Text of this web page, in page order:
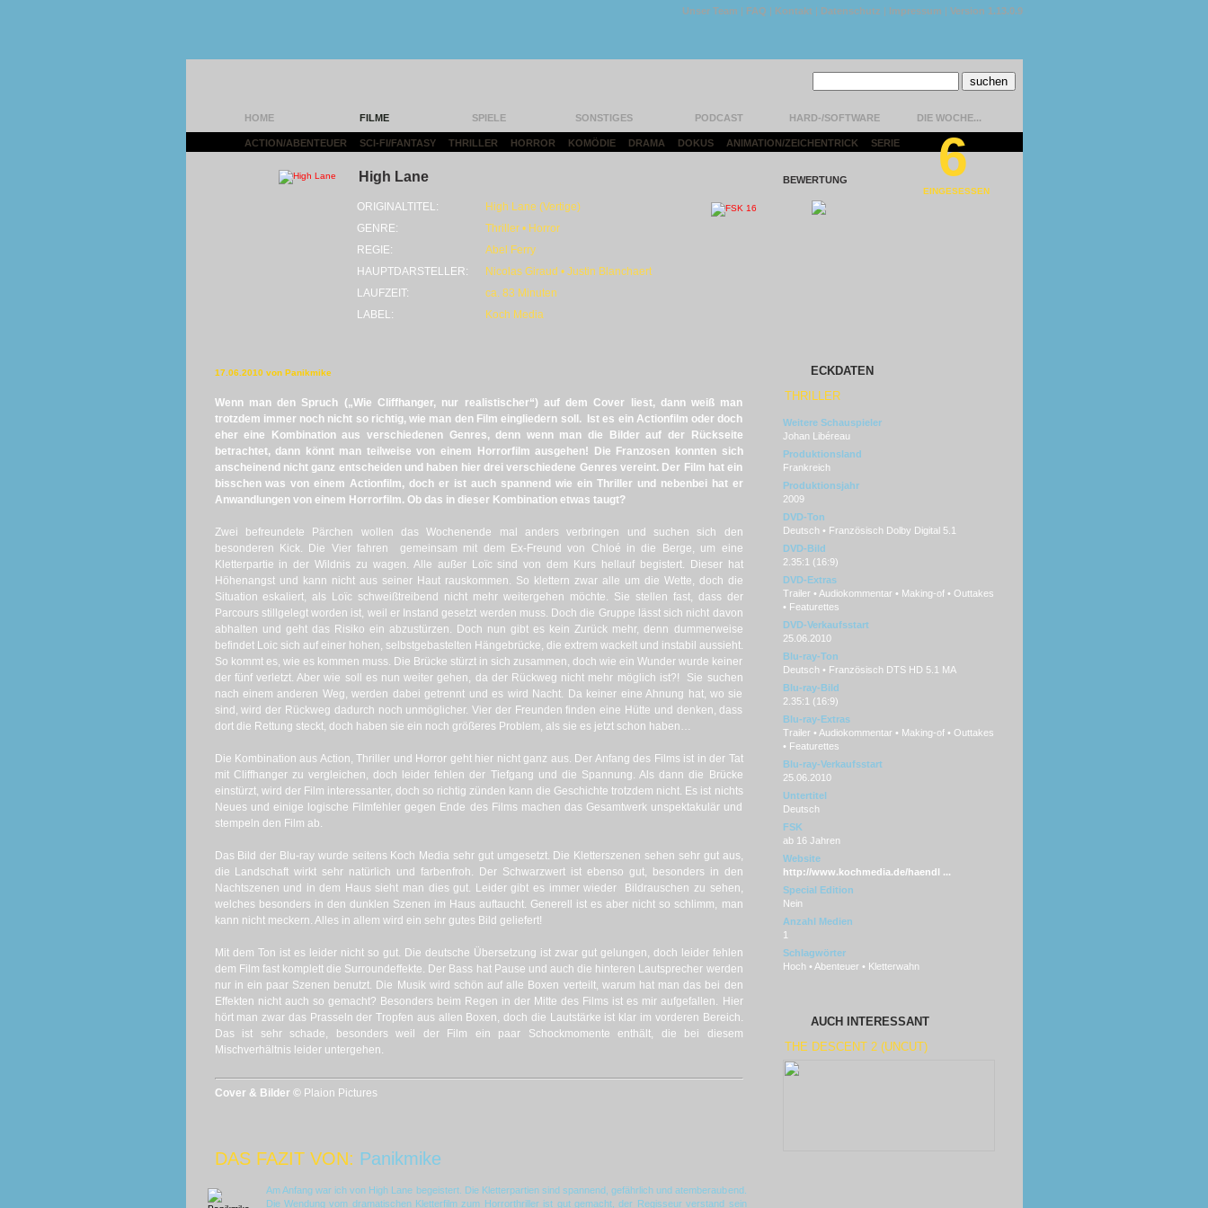
Unser Team | FAQ | Kontakt | Datenschutz | Impressum | Version 1.13.0.9
HOME FILME SPIELE SONSTIGES PODCAST HARD-/SOFTWARE DIE WOCHE...
ACTION/ABENTEUER SCI-FI/FANTASY THRILLER HORROR KOMÖDIE DRAMA DOKUS ANIMATION/ZEICHENTRICK SERIE
High Lane
ORIGINALTITEL:
High Lane (Vertige)
GENRE:
Thriller • Horror
REGIE:
Abel Ferry
HAUPTDARSTELLER:
Nicolas Giraud • Justin Blanchaert
LAUFZEIT:
ca. 83 Minuten
LABEL:
Koch Media
BEWERTUNG 6
EINGESESSEN
17.06.2010 von Panikmike
Wenn man den Spruch („Wie Cliffhanger, nur realistischer“) auf dem Cover liest, dann weiß man
trotzdem immer noch nicht so richtig, wie man den Film eingliedern soll. Ist es ein Actionfilm oder doch
eher eine Kombination aus verschiedenen Genres, denn wenn man die Bilder auf der Rückseite
betrachtet, dann könnt man teilweise von einem Horrorfilm ausgehen! Die Franzosen konnten sich
anscheinend nicht ganz entscheiden und haben hier drei verschiedene Genres vereint. Der Film hat ein
bisschen was von einem Actionfilm, doch er ist auch spannend wie ein Thriller und nebenbei hat er
Anwandlungen von einem Horrorfilm. Ob das in dieser Kombination etwas taugt?
Zwei befreundete Pärchen wollen das Wochenende mal anders verbringen und suchen sich den
besonderen Kick. Die Vier fahren gemeinsam mit dem Ex-Freund von Chloé in die Berge, um eine
Kletterpartie in der Wildnis zu wagen. Alle außer Loïc sind von dem Kurs hellauf begistert. Dieser hat
Höhenangst und kann nicht aus seiner Haut rauskommen. So klettern zwar alle um die Wette, doch die
Situation eskaliert, als Loïc schweißtreibend nicht mehr weitergehen möchte. Sie stellen fast, dass der
Parcours stillgelegt worden ist, weil er Instand gesetzt werden muss. Doch die Gruppe lässt sich nicht davon
abhalten und geht das Risiko ein abzustürzen. Doch nun gibt es kein Zurück mehr, denn dummerweise
befindet Loic sich auf einer hohen, selbstgebastelten Hängebrücke, die extrem wackelt und instabil aussieht.
So kommt es, wie es kommen muss. Die Brücke stürzt in sich zusammen, doch wie ein Wunder wurde keiner
der fünf verletzt. Aber wie soll es nun weiter gehen, da der Rückweg nicht mehr möglich ist?! Sie suchen
nach einem anderen Weg, werden dabei getrennt und es wird Nacht. Da keiner eine Ahnung hat, wo sie
sind, wird der Rückweg dadurch noch unmöglicher. Vier der Freunden finden eine Hütte und denken, dass
dort die Rettung steckt, doch haben sie ein noch größeres Problem, als sie es jetzt schon haben…
Die Kombination aus Action, Thriller und Horror geht hier nicht ganz aus. Der Anfang des Films ist in der Tat
mit Cliffhanger zu vergleichen, doch leider fehlen der Tiefgang und die Spannung. Als dann die Brücke
einstürzt, wird der Film interessanter, doch so richtig zünden kann die Geschichte trotzdem nicht. Es ist nichts
Neues und einige logische Filmfehler gegen Ende des Films machen das Gesamtwerk unspektakulär und
stempeln den Film ab.
Das Bild der Blu-ray wurde seitens Koch Media sehr gut umgesetzt. Die Kletterszenen sehen sehr gut aus,
die Landschaft wirkt sehr natürlich und farbenfroh. Der Schwarzwert ist ebenso gut, besonders in den
Nachtszenen und in dem Haus sieht man dies gut. Leider gibt es immer wieder Bildrauschen zu sehen,
welches besonders in den dunklen Szenen im Haus auftaucht. Generell ist es aber nicht so schlimm, man
kann nicht meckern. Alles in allem wird ein sehr gutes Bild geliefert!
Mit dem Ton ist es leider nicht so gut. Die deutsche Übersetzung ist zwar gut gelungen, doch leider fehlen
dem Film fast komplett die Surroundeffekte. Der Bass hat Pause und auch die hinteren Lautsprecher werden
nur in ein paar Szenen benutzt. Die Musik wird schön auf alle Boxen verteilt, warum hat man das bei den
Effekten nicht auch so gemacht? Besonders beim Regen in der Mitte des Films ist es mir aufgefallen. Hier
hört man zwar das Prasseln der Tropfen aus allen Boxen, doch die Lautstärke ist klar im vorderen Bereich.
Das ist sehr schade, besonders weil der Film ein paar Schockmomente enthält, die bei diesem
Mischverhältnis leider untergehen.
Cover & Bilder © Plaion Pictures
DAS FAZIT VON: Panikmike
Am Anfang war ich von High Lane begeistert. Die Kletterpartien sind spannend, gefährlich und atemberaubend.
Die Wendung vom dramatischen Kletterfilm zum Horrorthriller ist gut gemacht, der Regisseur verstand sein
ECKDATEN
THRILLER
Weitere Schauspieler
Johan Libéreau
Produktionsland
Frankreich
Produktionsjahr
2009
DVD-Ton
Deutsch • Französisch Dolby Digital 5.1
DVD-Bild
2.35:1 (16:9)
DVD-Extras
Trailer • Audiokommentar • Making-of • Outtakes
• Featurettes
DVD-Verkaufsstart
25.06.2010
Blu-ray-Ton
Deutsch • Französisch DTS HD 5.1 MA
Blu-ray-Bild
2.35:1 (16:9)
Blu-ray-Extras
Trailer • Audiokommentar • Making-of • Outtakes
• Featurettes
Blu-ray-Verkaufsstart
25.06.2010
Untertitel
Deutsch
FSK
ab 16 Jahren
Website
http://www.kochmedia.de/haendl ...
Special Edition
Nein
Anzahl Medien
1
Schlagwörter
Hoch • Abenteuer • Kletterwahn
AUCH INTERESSANT
THE DESCENT 2 (UNCUT)